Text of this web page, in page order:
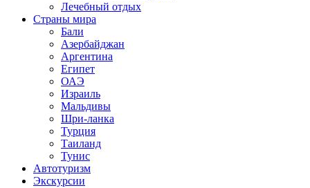
Лечебный отдых
Страны мира
Бали
Азербайджан
Аргентина
Египет
ОАЭ
Израиль
Мальдивы
Шри-ланка
Турция
Таиланд
Тунис
Автотуризм
Экскурсии